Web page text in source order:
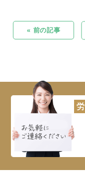
« 前の記事
労